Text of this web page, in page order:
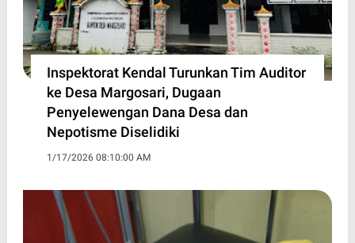
Inspektorat Kendal Turunkan Tim Auditor
ke Desa Margosari, Dugaan
Penyelewengan Dana Desa dan
Nepotisme Diselidiki
1/17/2026 08:10:00 AM